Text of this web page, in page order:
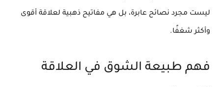
ليست مجرد نصائح عابرة، بل هي مفاتيح ذهبية لعلاقة أقوى
وأكثر شغفًا.
فهم طبيعة الشوق في العلاقة